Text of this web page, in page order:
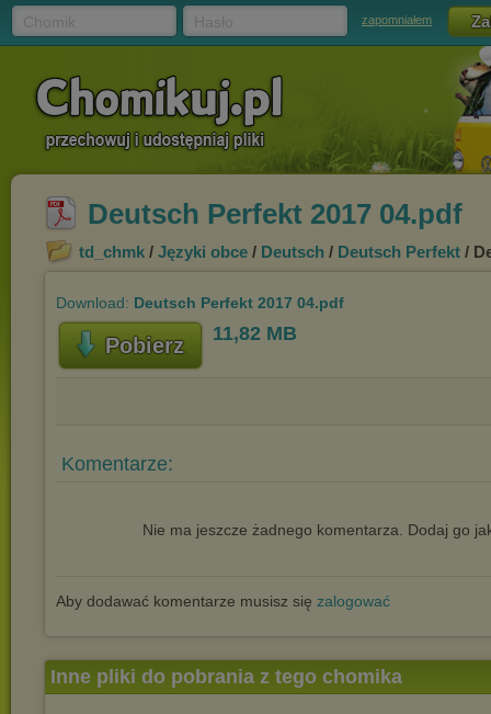
zapomniałem
Deutsch Perfekt 2017 04.pdf
td_chmk / Języki obce / Deutsch / Deutsch Perfekt /
Download: Deutsch Perfekt 2017 04.pdf
Pobierz 11,82 MB
Komentarze:
Nie ma jeszcze żadnego komentarza. Dodaj go
Aby dodawać komentarze musisz się zalogować
Inne pliki do pobrania z tego chomika